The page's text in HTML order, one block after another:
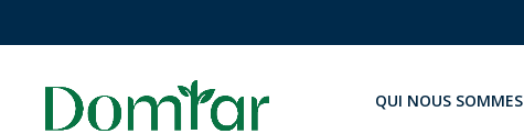
QUI NOUS SOMMES